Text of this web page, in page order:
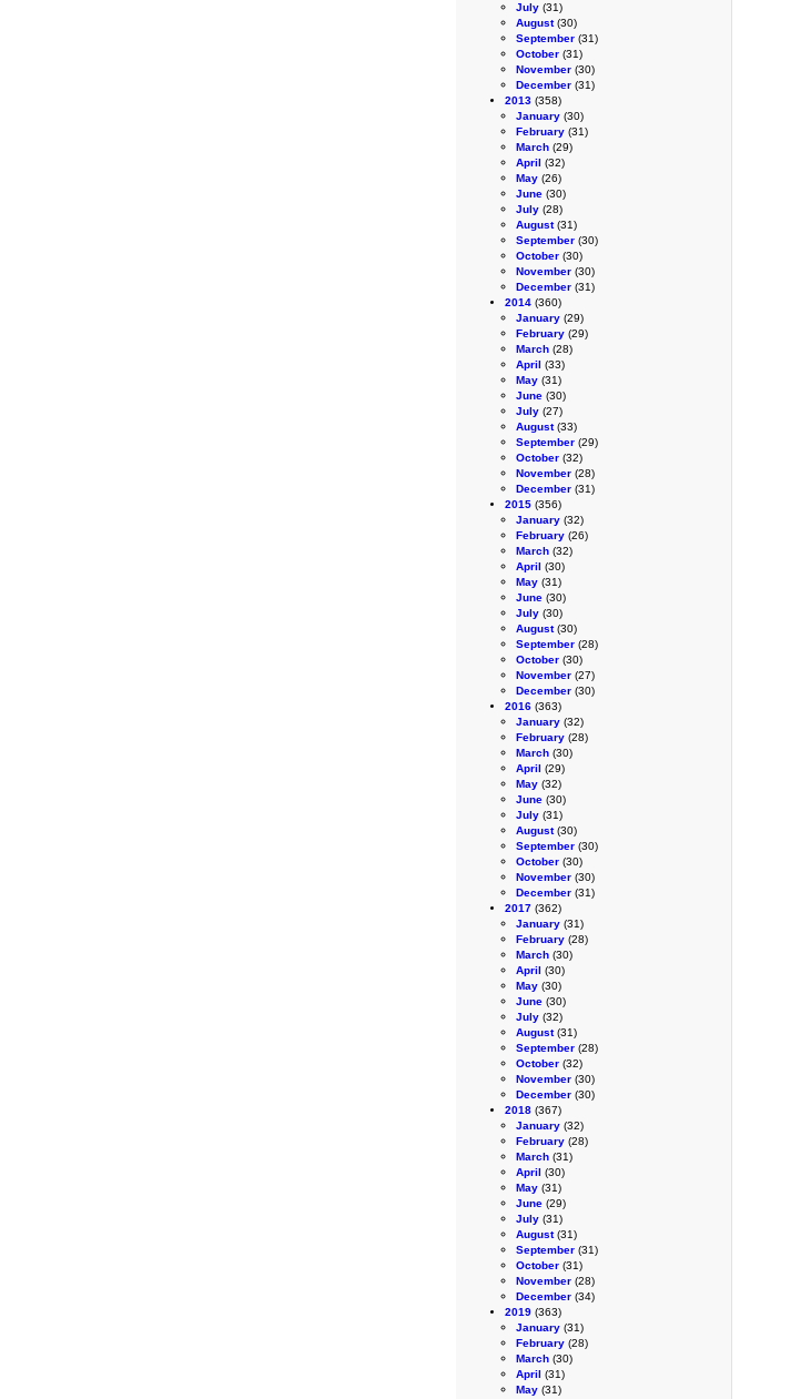
July (31)
August(30)
September (31)
October (31)
November (30)
December (31)
2013 (358)
January (30)
February (31)
March (29)
April (32)
May (26)
June (30)
July (28)
August(31)
September (30)
October (30)
November (30)
December (31)
2014 (360)
January (29)
February (29)
March (28)
April (33)
May (31)
June (30)
July (27)
August(33)
September (29)
October (32)
November (28)
December (31)
2015 (356)
January (32)
February (26)
March (32)
April (30)
May (31)
June (30)
July (30)
August(30)
September (28)
October (30)
November (27)
December (30)
2016 (363)
January (32)
February (28)
March (30)
April (29)
May (32)
June (30)
July (31)
August(30)
September (30)
October (30)
November (30)
December (31)
2017 (362)
January (31)
February (28)
March (30)
April (30)
May (30)
June (30)
July (32)
August(31)
September (28)
October (32)
November (30)
December (30)
2018 (367)
January (32)
February (28)
March (31)
April (30)
May (31)
June (29)
July (31)
August(31)
September (31)
October (31)
November (28)
December (34)
2019 (363)
January (31)
February (28)
March (30)
April (31)
May (31)